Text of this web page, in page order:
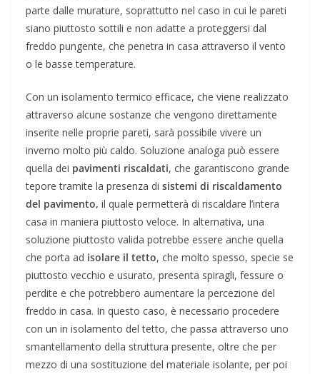
parte dalle murature, soprattutto nel caso in cui le pareti
siano piuttosto sottili e non adatte a proteggersi dal
freddo pungente, che penetra in casa attraverso il vento
o le basse temperature.
Con un isolamento termico efficace, che viene realizzato
attraverso alcune sostanze che vengono direttamente
inserite nelle proprie pareti, sarà possibile vivere un
inverno molto più caldo. Soluzione analoga può essere
quella dei pavimenti riscaldati, che garantiscono grande
tepore tramite la presenza di sistemi di riscaldamento
del pavimento, il quale permetterà di riscaldare l’intera
casa in maniera piuttosto veloce. In alternativa, una
soluzione piuttosto valida potrebbe essere anche quella
che porta ad isolare il tetto, che molto spesso, specie se
piuttosto vecchio e usurato, presenta spiragli, fessure o
perdite e che potrebbero aumentare la percezione del
freddo in casa. In questo caso, è necessario procedere
con un in isolamento del tetto, che passa attraverso uno
smantellamento della struttura presente, oltre che per
mezzo di una sostituzione del materiale isolante, per poi